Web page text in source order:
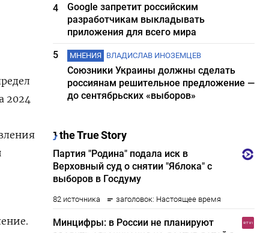
2024
4
Google запретит российским
разработчикам выкладывать
приложения для всего мира
5
МНЕНИЯ ВЛАДИСЛАВ ИНОЗЕМЦЕВ
Союзники Украины должны сделать
россиянам решительное предложение —
до сентябрьских «выборов»